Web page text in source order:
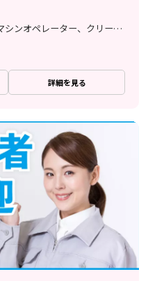
検査、梱包・仕分け、マシンオペレーター、クリーンルーム
詳細を見る